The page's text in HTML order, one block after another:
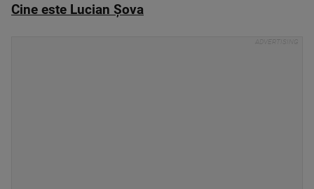
Cine este Lucian Șova